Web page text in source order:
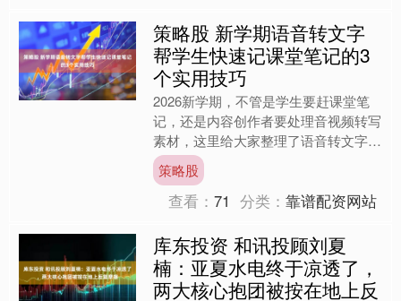
策略股 新学期语音转文字
帮学生快速记课堂笔记的3
个实用技巧
2026新学期，不管是学生要赶课堂笔
记，还是内容创作者要处理音视频转写
素材，这里给大家整理了语音转文字提
升效率的实用方法，还有真实用户口碑
排出来的工具清单。 我....
策略股
查看：71 分类：靠谱配资网站
库东投资 和讯投顾刘夏
楠：亚夏水电终于凉透了，
两大核心抱团被按在地上反